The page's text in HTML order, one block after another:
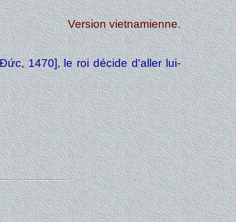
Version vietnamienne.
1470], le roi décide d'aller lui-